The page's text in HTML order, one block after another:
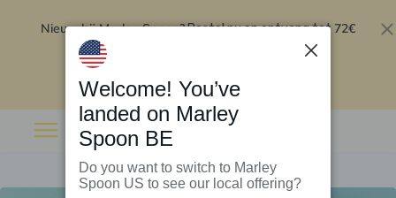
Nieuw bij Marley Spoon?Bestel nu en ontvang tot 72€
Welcome! You’ve
landed on Marley
Spoon BE
Do you want to switch to Marley
Spoon US to see our local offering?